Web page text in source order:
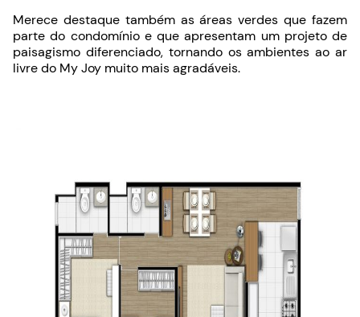
Merece destaque também as áreas verdes que fazem
parte do condomínio e que apresentam um projeto de
paisagismo diferenciado, tornando os ambientes ao ar
livre do My Joy muito mais agradáveis.